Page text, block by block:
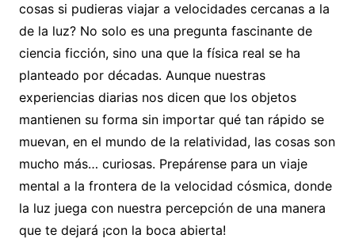
cosas si pudieras viajar a velocidades cercanas a la
de la luz? No solo es una pregunta fascinante de
ciencia ficción, sino una que la física real se ha
planteado por décadas. Aunque nuestras
experiencias diarias nos dicen que los objetos
mantienen su forma sin importar qué tan rápido se
muevan, en el mundo de la relatividad, las cosas son
mucho más… curiosas. Prepárense para un viaje
mental a la frontera de la velocidad cósmica, donde
la luz juega con nuestra percepción de una manera
que te dejará ¡con la boca abierta!